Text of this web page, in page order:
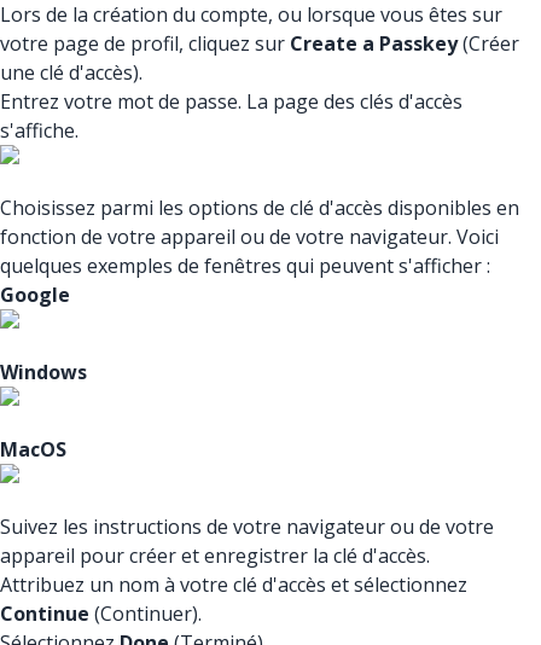
Lors de la création du compte, ou lorsque vous êtes sur
votre page de profil, cliquez sur Create a Passkey(Créer
une clé d'accès).
Entrez votre mot de passe. La page des clés d'accès
s'affiche.
Choisissez parmi les options de clé d'accès disponibles en
fonction de votre appareil ou de votre navigateur. Voici
quelques exemples de fenêtres qui peuvent s'afficher :
Google
Windows
MacOS
Suivez les instructions de votre navigateur ou de votre
appareil pour créer et enregistrer la clé d'accès.
Attribuez un nom à votre clé d'accès et sélectionnez
Continue (Continuer).